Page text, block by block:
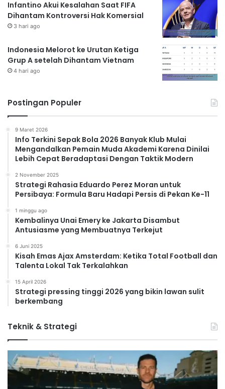
Infantino Akui Kesalahan Saat FIFA
Dihantam Kontroversi Hak Komersial
3 hari ago
Indonesia Melorot ke Urutan Ketiga
Grup A setelah Dihantam Vietnam
4 hari ago
Postingan Populer
9 Maret 2026
Info Terkini Sepak Bola 2026 Banyak Klub Mulai
Mengandalkan Pemain Muda Akademi Karena Dinilai
Lebih Cepat Beradaptasi Dengan Taktik Modern
2 November 2025
Strategi Rahasia Eduardo Perez Moran untuk
Persibaya: Formula Baru Hadapi Persis di Pekan Ke-11
1 minggu ago
Kembalinya Unai Emery ke Jakarta Disambut
Antusiasme yang Membuatnya Terkejut
6 Juni 2025
Kisah Emas Ajax Amsterdam: Ketika Total Football dan
Talenta Lokal Tak Terkalahkan
15 April 2026
Strategi pressing tinggi 2026 yang bikin lawan sulit
berkembang
Teknik & Strategi